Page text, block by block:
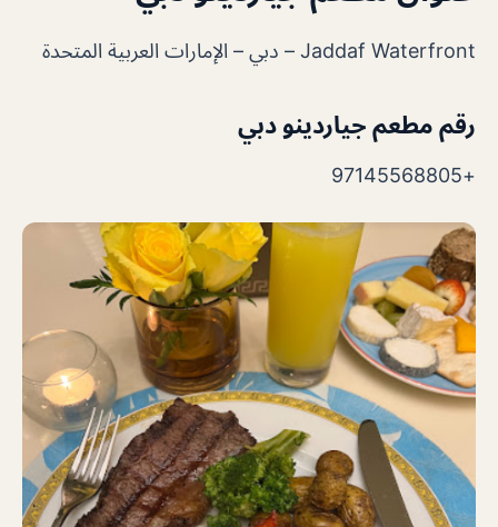
Jaddaf Waterfront – دبي – الإمارات العربية المتحدة
رقم مطعم جياردينو دبي
+97145568805